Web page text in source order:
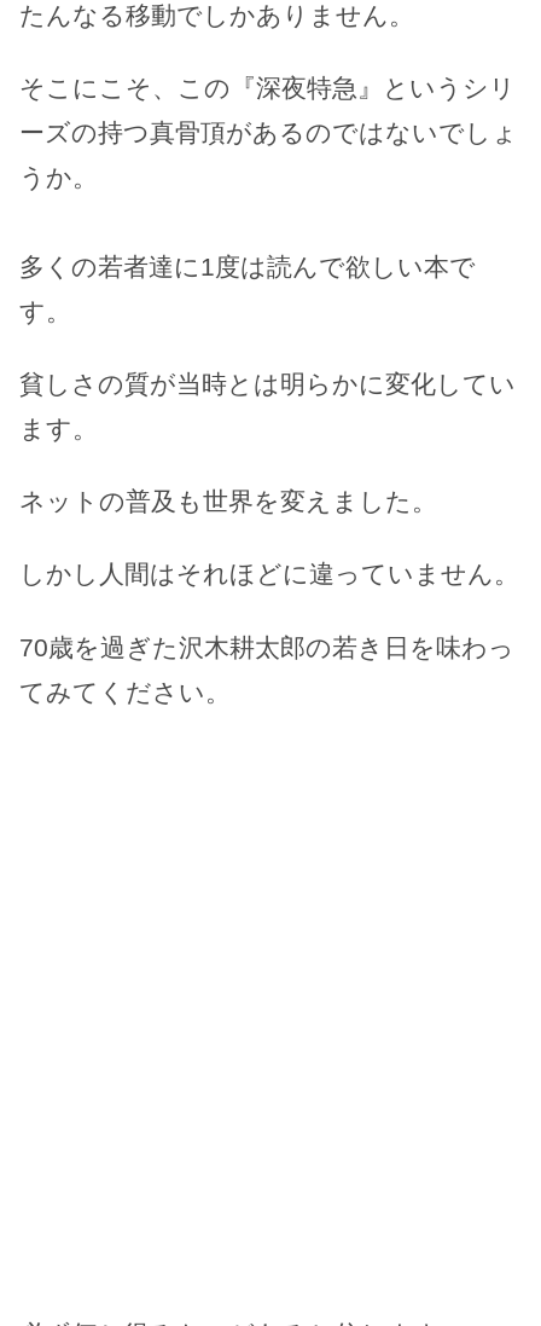
たんなる移動でしかありません。
そこにこそ、この『深夜特急』というシリ
ーズの持つ真骨頂があるのではないでしょ
うか。
多くの若者達に1度は読んで欲しい本で
す。
貧しさの質が当時とは明らかに変化してい
ます。
ネットの普及も世界を変えました。
しかし人間はそれほどに違っていません。
70歳を過ぎた沢木耕太郎の若き日を味わっ
てみてください。